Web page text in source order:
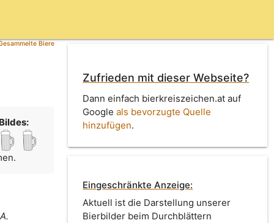
Biere
Zufrieden mit dieser Webseite?
Dann einfach bierkreiszeichen.at auf
Googleals bevorzugte Quelle
hinzufügen.
Eingeschränkte Anzeige:
Aktuell ist die Darstellung unserer
Bierbilder beim Durchblättern